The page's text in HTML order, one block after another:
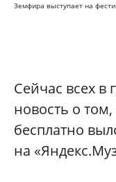
Земфира выступает на
Сейчас всех в
новость о
бесплатно
на